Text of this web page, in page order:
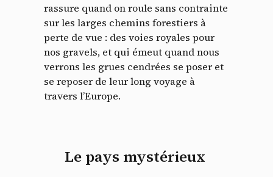
rassure quand on roule sans contrainte
sur les larges chemins forestiers à
perte de vue : des voies royales pour
nos gravels, et qui émeut quand nous
verrons les grues cendrées se poser et
se reposer de leur long voyage à
travers l’Europe.
Le pays mystérieux